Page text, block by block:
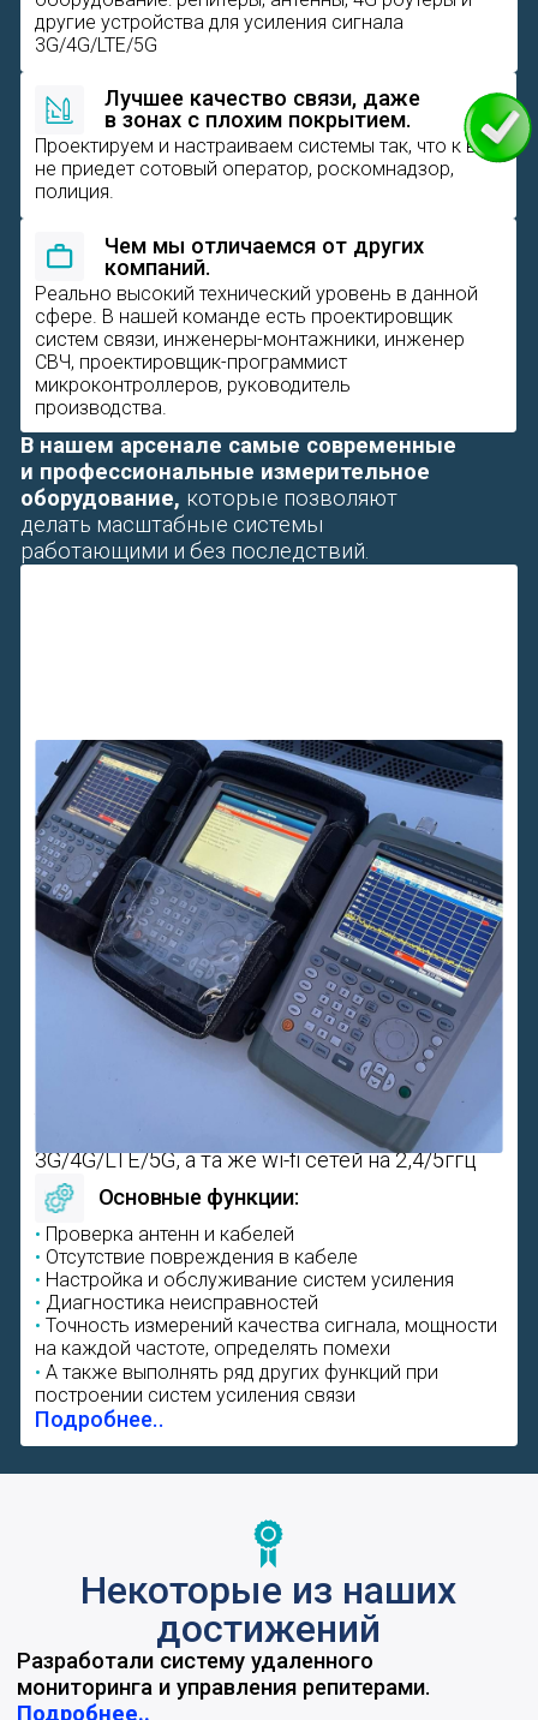
Чем мы отличаемся от других
компаний.
Реально высокий технический уровень в данной
систем связи, инженеры-монтажники, инженер
СВЧ, проектировщик-программист
микроконтроллеров, руководитель
производства.
В нашем арсенале самые современные
и профессиональные измерительное
оборудование,которые позволяют
делать масштабные системы
работающими и без последствий.
Анализатор спектра —
главный инструмент
для настройки систем усиления сигнала
3G/4G/LTE/5G, а та же wi-fi сетей на 2,4/5ггц
Основные функции:
•Проверка антенн и кабелей
Отсутствие повреждения в кабеле
Настройка и обслуживание систем усиления
Диагностика неисправностей
Точность измерений качества сигнала, мощности
на каждой частоте, определять помехи
А также выполнять ряд других функций при
построении систем усиления связи
Некоторые из наших
достижений
Разработали систему удаленного
мониторинга и управления репитерами.
Подробнее..
Разработали селективный репитер с
увеличенной спропускной способностью.
Подробнее..
Установили систему усиления связи на 86
этаже башни «ОКО». Подробнее..
Наладили производство антенн в России со
Благодарственные
письма и сертификаты